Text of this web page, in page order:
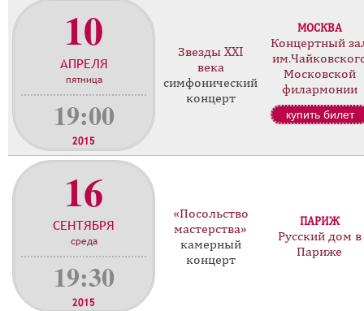
10
АПРЕЛЯ
пятница
19:00
2015
Звезды XXI
века
симфонический
концерт
МОСКВА
Концертный
Московской
филармонии
купить билет
16
СЕНТЯБРЯ
среда
19:30
2015
«Посольство
мастерства»
камерный
концерт
ПАРИЖ
Русский дом в
Париже